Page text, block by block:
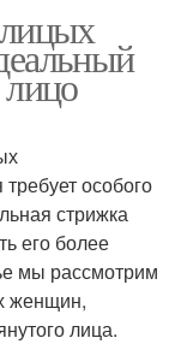
особого
стрижка
его более
мы рассмотрим
женщин,
лица.